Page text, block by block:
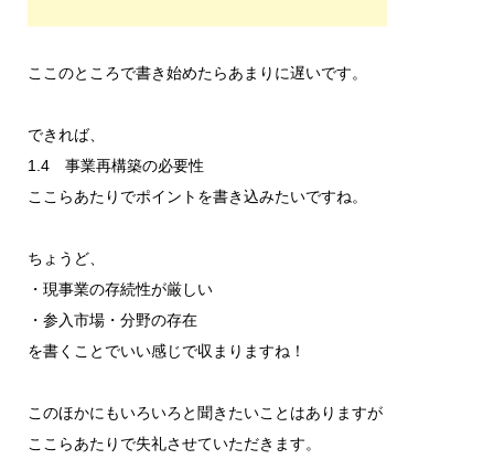
ここのところで書き始めたらあまりに遅いです。
できれば、
1.4 事業再構築の必要性
ここらあたりでポイントを書き込みたいですね。
ちょうど、
・現事業の存続性が厳しい
・参入市場・分野の存在
を書くことでいい感じで収まりますね！
このほかにもいろいろと聞きたいことはありますが
ここらあたりで失礼させていただきます。